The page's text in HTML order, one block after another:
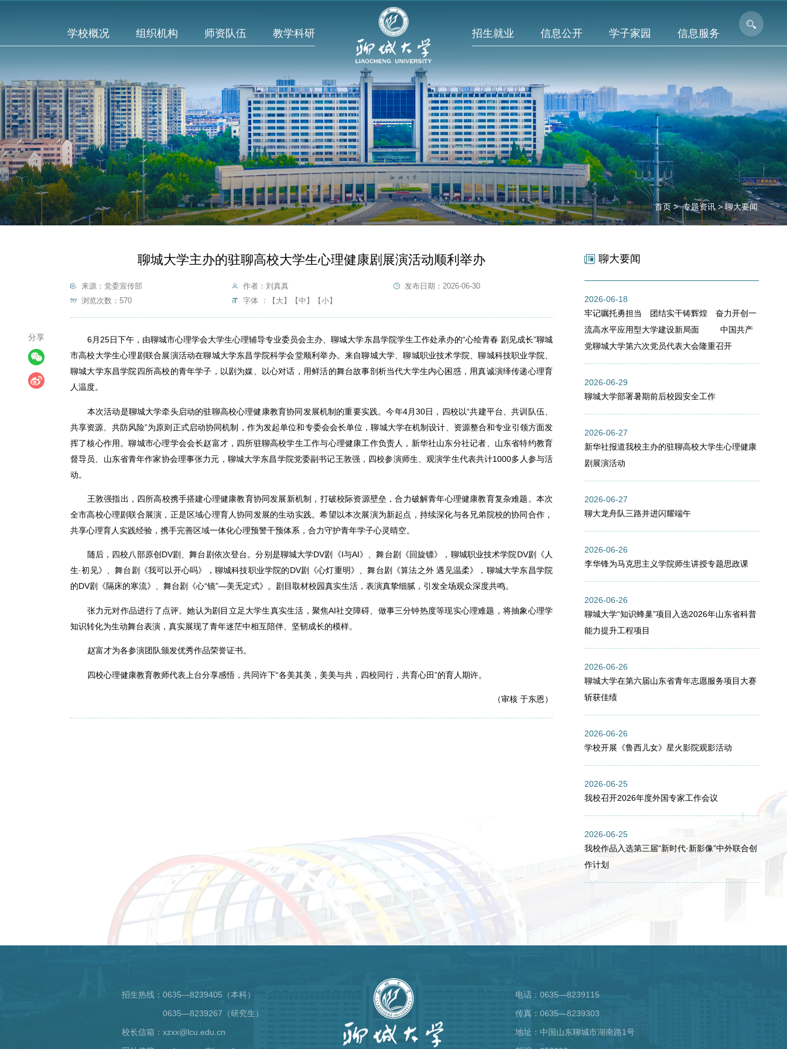
学校概况 组织机构 师资队伍 教学科研 招生就业 信息公开 学子家园 信息服务
首页 > 专题资讯 > 聊大要闻
聊城大学主办的驻聊高校大学生心理健康剧展演活动顺利举办
来源：党委宣传部 作者：刘真真
发布日期：2026-06-30
浏览次数：570 字体 ： 【大】 【中】 【小】
6月25日下午，由聊城市心理学会大学生心理辅导专业委员会主办、聊城大学东昌学院学生工作处承办的“心绘青春 剧见成长”聊城
市高校大学生心理剧联合展演活动在聊城大学东昌学院科学会堂顺利举办。来自聊城大学、聊城职业技术学院、聊城科技职业学院、
聊城大学东昌学院四所高校的青年学子，以剧为媒、以心对话，用鲜活的舞台故事剖析当代大学生内心困惑，用真诚演绎传递心理育
人温度。
本次活动是聊城大学牵头启动的驻聊高校心理健康教育协同发展机制的重要实践。今年4月30日，四校以“共建平台、共训队伍、
共享资源、共防风险”为原则正式启动协同机制，作为发起单位和专委会会长单位，聊城大学在机制设计、资源整合和专业引领方面发
挥了核心作用。聊城市心理学会会长赵富才，四所驻聊高校学生工作与心理健康工作负责人，新华社山东分社记者、山东省特约教育
督导员、山东省青年作家协会理事张力元，聊城大学东昌学院党委副书记王敦强，四校参演师生、观演学生代表共计1000多人参与活
动。
王敦强指出，四所高校携手搭建心理健康教育协同发展新机制，打破校际资源壁垒，合力破解青年心理健康教育复杂难题。本次
全市高校心理剧联合展演，正是区域心理育人协同发展的生动实践。希望以本次展演为新起点，持续深化与各兄弟院校的协同合作，
共享心理育人实践经验，携手完善区域一体化心理预警干预体系，合力守护青年学子心灵晴空。
随后，四校八部原创DV剧、舞台剧依次登台。分别是聊城大学DV剧《I与AI》、舞台剧《回旋镖》，聊城职业技术学院DV剧《人
生·初见》、舞台剧《我可以开心吗》，聊城科技职业学院的DV剧《心灯重明》、舞台剧《算法之外 遇见温柔》，聊城大学东昌学院
的DV剧《隔床的寒流》、舞台剧《心“镜”—美无定式》。剧目取材校园真实生活，表演真挚细腻，引发全场观众深度共鸣。
张力元对作品进行了点评。她认为剧目立足大学生真实生活，聚焦AI社交障碍、做事三分钟热度等现实心理难题，将抽象心理学
知识转化为生动舞台表演，真实展现了青年迷茫中相互陪伴、坚韧成长的模样。
赵富才为各参演团队颁发优秀作品荣誉证书。
四校心理健康教育教师代表上台分享感悟，共同许下“各美其美，美美与共，四校同行，共育心田”的育人期许。
（审核 于东恩）
分享
聊大要闻
2026-06-18
牢记嘱托勇担当 团结实干铸辉煌 奋力开创一
流高水平应用型大学建设新局面 中国共产
党聊城大学第六次党员代表大会隆重召开
2026-06-29
聊城大学部署暑期前后校园安全工作
2026-06-27
新华社报道我校主办的驻聊高校大学生心理健康
剧展演活动
2026-06-27
聊大龙舟队三路并进闪耀端午
2026-06-26
李华锋为马克思主义学院师生讲授专题思政课
2026-06-26
聊城大学“知识蜂巢”项目入选2026年山东省科普
能力提升工程项目
2026-06-26
聊城大学在第六届山东省青年志愿服务项目大赛
斩获佳绩
2026-06-26
学校开展《鲁西儿女》星火影院观影活动
2026-06-25
我校召开2026年度外国专家工作会议
2026-06-25
我校作品入选第三届“新时代·新影像”中外联合创
作计划
招生热线： 0635—8239405（本科）
0635—8239267（研究生）
校长信箱：xzxx@lcu.edu.cn
电话：0635—8239115
传真：0635—8239303
地址：中国山东聊城市湖南路1号